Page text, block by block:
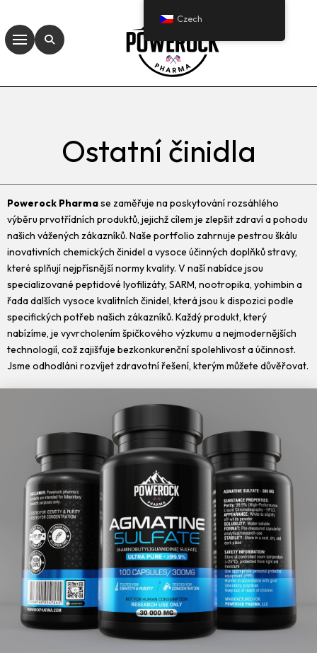
Ostatní činidla
Powerock Pharmase zaměřuje na poskytování rozsáhlého
výběru prvotřídních produktů, jejichž cílem je zlepšit zdraví a pohodu
našich vážených zákazníků. Naše portfolio zahrnuje pestrou škálu
inovativních chemických činidel a vysoce účinných doplňků stravy,
které splňují nejpřísnější normy kvality. V naší nabídce jsou
specializované peptidové lyofilizáty, SARM, nootropika, yohimbin a
řada dalších vysoce kvalitních činidel, která jsou k dispozici podle
specifických potřeb našich zákazníků. Každý produkt, který
nabízíme, je vyvrcholením špičkového výzkumu a nejmodernějších
technologií, což zajišťuje bezkonkurenční spolehlivost a účinnost.
Jsme odhodláni rozvíjet zdravotní řešení, kterým můžete důvěřovat.
Czech